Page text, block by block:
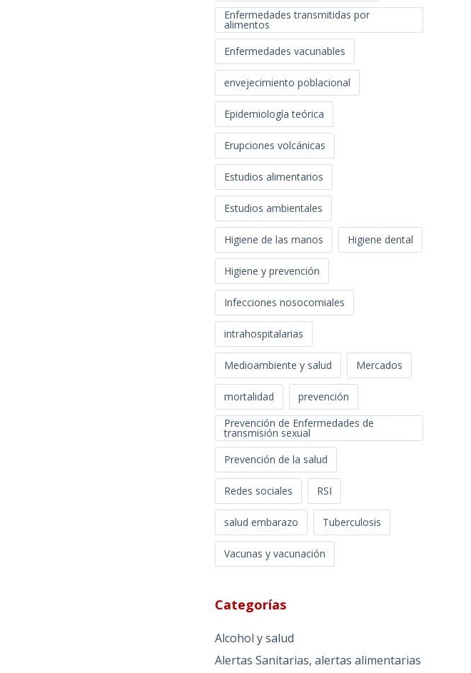
Enfermedades transmitidas por
alimentos
Enfermedades vacunables
envejecimiento poblacional
Epidemiología teórica
Erupciones volcánicas
Estudios alimentarios
Estudios ambientales
Higiene de las manos Higiene dental
Higiene y prevención
Infecciones nosocomiales
intrahospitalarias
Medioambiente y salud Mercados
mortalidad
prevención
Prevención de Enfermedades de
transmisión sexual
Prevención de la salud
Redes sociales RSI
salud embarazo Tuberculosis
Vacunas y vacunación
Categorías
Alcohol y salud
Alertas Sanitarias, alertas alimentarias